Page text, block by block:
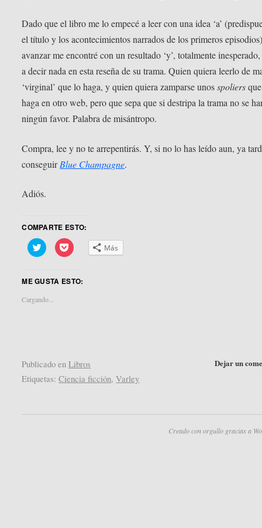
Dado que el libro me lo empecé a leer con una idea ‘a’
el título y los acontecimientos narrados de los primeros
avanzar me encontré con un resultado ‘y’, totalmente
a decir nada en esta reseña de su trama. Quien quiera leerlo de
‘virginal’ que lo haga, y quien quiera zamparse unosspoliers
haga en otro web, pero que sepa que si destripa la trama no se
ningún favor. Palabra de misántropo.
Compra, lee y no te arrepentirás. Y, si no lo has leído aun, ya
conseguirBlue Champagne.
Adiós.
COMPARTE ESTO:
Haz
clic
Twitter
abre
en
Haz
clic
Pocket
Más
ME GUSTA ESTO:
Cargando...
Dejar un
Publicado en Libros
Etiquetas: Ciencia ficción,Varley
Creado con orgullo gracias a